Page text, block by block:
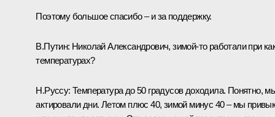
Поэтому большое спасибо – и за поддержку.
В.Путин: Николай Александрович, зимой-то работали при
температурах?
Н.Руссу: Температура до 50 градусов доходила. Понятно,
актировали дни. Летом плюс 40, зимой минус 40 – мы